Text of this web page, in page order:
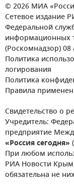
© 2026 МИА
Сетевое издание
Федеральной
информационных
(Роскомнадзор) 08
Политика
логирования
Политика
Правила
Свидетельство о
Учредитель:
предприятие
«Россия сегодня»
При любом
РИА Новости
обязательна не